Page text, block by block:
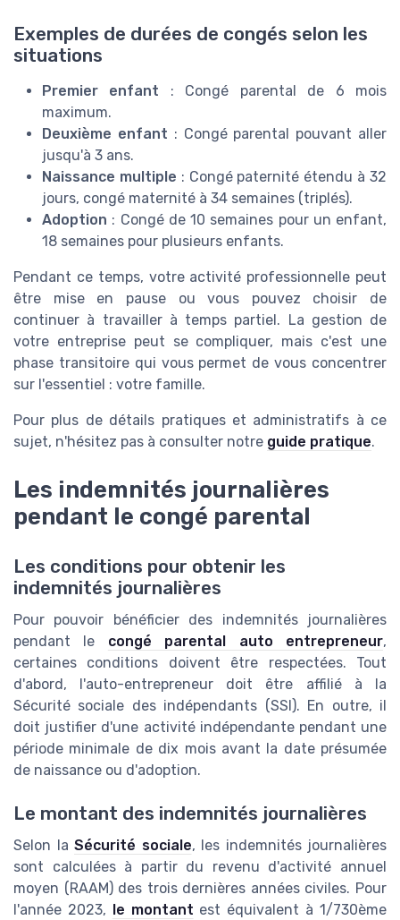
Exemples de durées de congés selon les
situations
Premier enfant : Congé parental de 6 mois
maximum.
Deuxième enfant : Congé parental pouvant aller
jusqu'à 3 ans.
Naissance multiple : Congé paternité étendu à 32
jours, congé maternité à 34 semaines (triplés).
Adoption : Congé de 10 semaines pour un enfant,
18 semaines pour plusieurs enfants.
Pendant ce temps, votre activité professionnelle peut
être mise en pause ou vous pouvez choisir de
continuer à travailler à temps partiel. La gestion de
votre entreprise peut se compliquer, mais c'est une
phase transitoire qui vous permet de vous concentrer
sur l'essentiel : votre famille.
Pour plus de détails pratiques et administratifs à ce
sujet, n'hésitez pas à consulter notre guide pratique.
Les indemnités journalières
pendant le congé parental
Les conditions pour obtenir les
indemnités journalières
Pour pouvoir bénéficier des indemnités journalières
pendant le congé parental auto entrepreneur,
certaines conditions doivent être respectées. Tout
d'abord, l'auto-entrepreneur doit être affilié à la
Sécurité sociale des indépendants (SSI). En outre, il
doit justifier d'une activité indépendante pendant une
période minimale de dix mois avant la date présumée
de naissance ou d'adoption.
Le montant des indemnités journalières
Selon la Sécurité sociale, les indemnités journalières
sont calculées à partir du revenu d'activité annuel
moyen (RAAM) des trois dernières années civiles. Pour
l'année 2023,
le montant est équivalent à 1/730ème